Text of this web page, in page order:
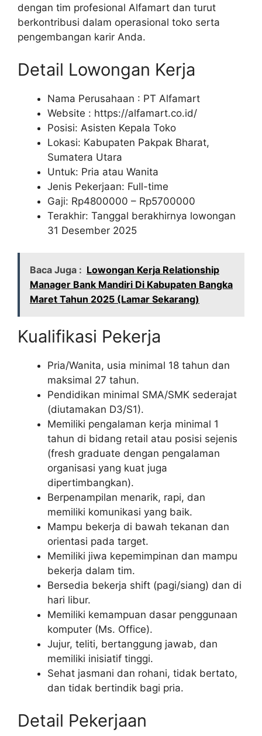
dengan tim profesional Alfamart dan turut
berkontribusi dalam operasional toko serta
pengembangan karir Anda.
Detail Lowongan Kerja
Nama Perusahaan : PT Alfamart
Website : https://alfamart.co.id/
Posisi: Asisten Kepala Toko
Lokasi: Kabupaten Pakpak Bharat,
Sumatera Utara
Untuk: Pria atau Wanita
Jenis Pekerjaan: Full-time
Gaji: Rp4800000 – Rp5700000
Terakhir: Tanggal berakhirnya lowongan
31 Desember 2025
Baca Juga : Lowongan Kerja Relationship
Manager Bank Mandiri Di Kabupaten Bangka
Maret Tahun 2025 (Lamar Sekarang)
Kualifikasi Pekerja
Pria/Wanita, usia minimal 18 tahun dan
maksimal 27 tahun.
Pendidikan minimal SMA/SMK sederajat
(diutamakan D3/S1).
Memiliki pengalaman kerja minimal 1
tahun di bidang retail atau posisi sejenis
(fresh graduate dengan pengalaman
organisasi yang kuat juga
dipertimbangkan).
Berpenampilan menarik, rapi, dan
memiliki komunikasi yang baik.
Mampu bekerja di bawah tekanan dan
orientasi pada target.
Memiliki jiwa kepemimpinan dan mampu
bekerja dalam tim.
Bersedia bekerja shift (pagi/siang) dan di
hari libur.
Memiliki kemampuan dasar penggunaan
komputer (Ms. Office).
Jujur, teliti, bertanggung jawab, dan
memiliki inisiatif tinggi.
Sehat jasmani dan rohani, tidak bertato,
dan tidak bertindik bagi pria.
Detail Pekerjaan